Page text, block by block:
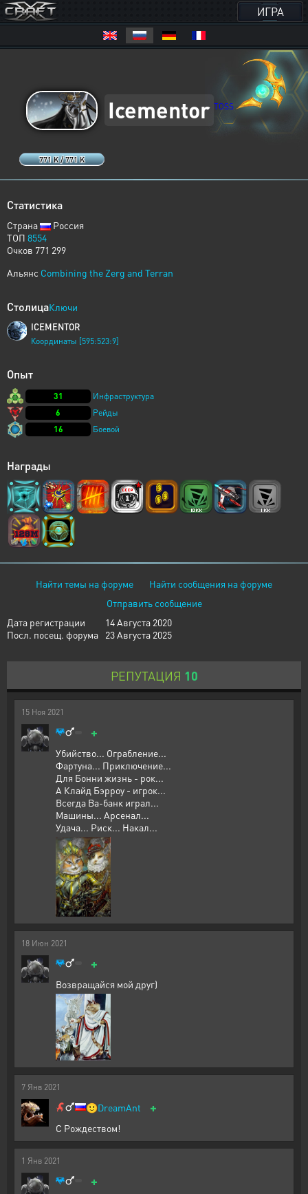
ИГРА
771 K / 771 K
Icementor TOSS
Статистика
Страна
Россия
ТОП 8554
Очков 771 299
Альянс Combining the Zerg and Terran
СтолицаКлючи
ICEMENTOR
Координаты [595:523:9]
Опыт
31
Инфраструктура
6
Рейды
16
Боевой
Награды
Найти темы на форуме
Найти сообщения на форуме
Отправить сообщение
Дата регистрации
14 Августа 2020
Посл. посещ. форума
23 Августа 2025
РЕПУТАЦИЯ 10
15 Ноя 2021
+
Убийство... Ограбление...
Фартуна... Приключение...
Для Бонни жизнь - рок...
А Клайд Бэрроу - игрок...
Всегда Ва-банк играл...
Машины... Арсенал...
Удача... Риск... Накал...
18 Июн 2021
+
Возвращайся мой друг)
7 Янв 2021
🙂DreamAnt +
С Рождеством!
1 Янв 2021
+